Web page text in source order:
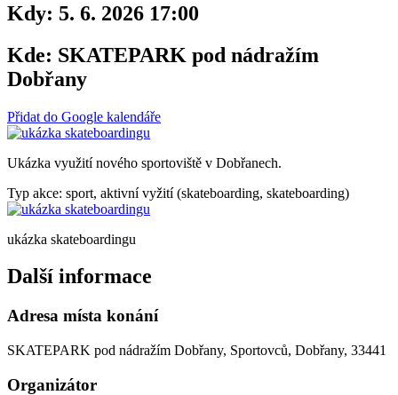
Kdy: 5. 6. 2026 17:00
Kde: SKATEPARK pod nádražím
Dobřany
Přidat do Google kalendáře
Ukázka využití nového sportoviště v Dobřanech.
Typ akce: sport, aktivní vyžití (skateboarding, skateboarding)
ukázka skateboardingu
Další informace
Adresa místa konání
SKATEPARK pod nádražím Dobřany, Sportovců, Dobřany, 33441
Organizátor